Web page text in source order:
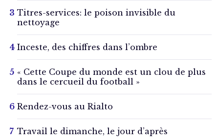
Titres-services: le poison invisible du
nettoyage
Inceste, des chiffres dans l’ombre
« Cette Coupe du monde est un clou de plus
dans le cercueil du football »
Rendez-vous au Rialto
Travail le dimanche, le jour d’après